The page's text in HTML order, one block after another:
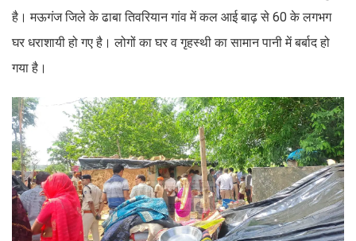
है। मऊगंज जिले के ढाबा तिवरियान गांव में कल आई बाढ़ से 60 के लगभग
घर धराशायी हो गए है। लोगों का घर व गृहस्थी का सामान पानी में बर्बाद हो
गया है।